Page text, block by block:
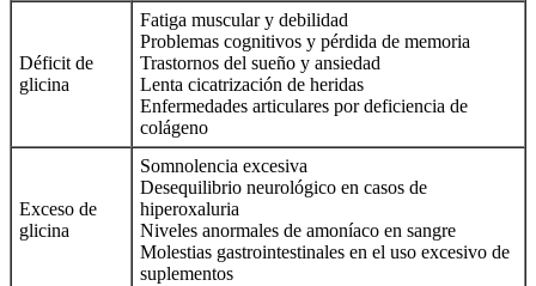
Déficit de
glicina
Fatiga muscular y debilidad
Problemas cognitivos y pérdida de memoria
Trastornos del sueño y ansiedad
Lenta cicatrización de heridas
Enfermedades articulares por deficiencia de
colágeno
Exceso de
glicina
Somnolencia excesiva
Desequilibrio neurológico en casos de
hiperoxaluria
Niveles anormales de amoníaco en sangre
Molestias gastrointestinales en el uso excesivo de
suplementos